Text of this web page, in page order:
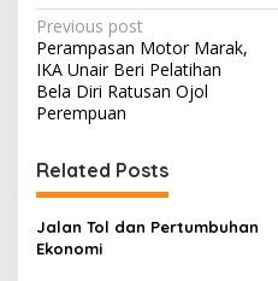
P
o
s
n
a
v
Previous post
Perampasan Motor Marak,
IKA Unair Beri Pelatihan
Bela Diri Ratusan Ojol
Perempuan
Related Posts
Jalan Tol dan Pertumbuhan
Ekonomi